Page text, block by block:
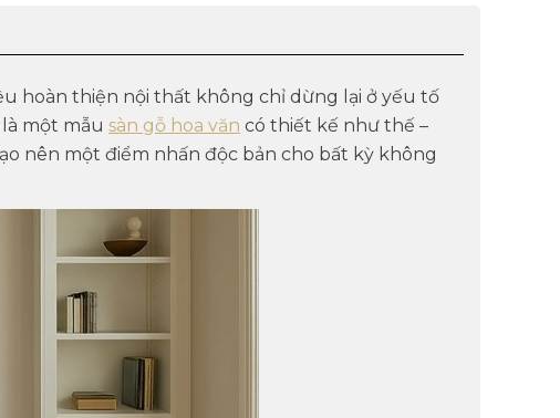
hoàn thiện nội thất không chỉ dừng lại ở yếu tố
là một mẫu sàn gỗ hoa văn có thiết kế như thế –
nên một điểm nhấn độc bản cho bất kỳ không